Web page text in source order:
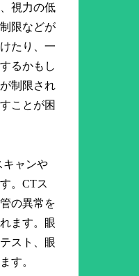
視力の低
限などが
たり、一
るかもし
制限され
ことが困
キャンや
。CTス
の異常を
ます。眼
スト、眼
す。